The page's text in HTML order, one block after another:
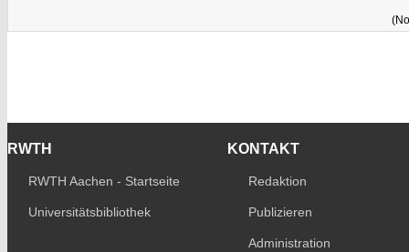
RWTH
RWTH Aachen - Startseite
Universitätsbibliothek
KONTAKT
Redaktion
Publizieren
Administration